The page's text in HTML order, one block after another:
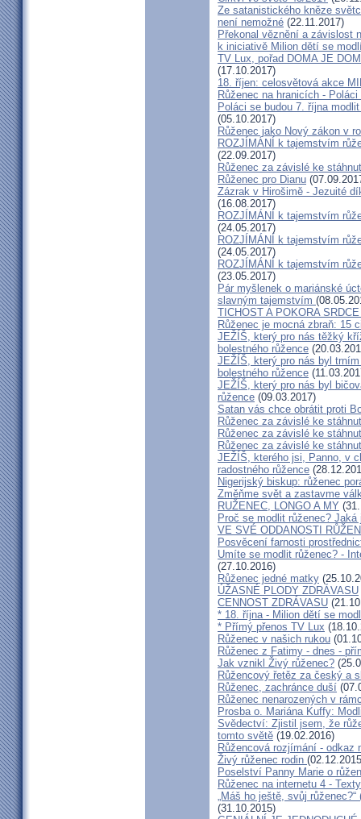
Ze satanistického kněze
není nemožné (22.11.2017)
Překonal věznění a závislost
k iniciativě Milion dětí se
TV Lux, pořad DOMA JE
(17.10.2017)
18. říjen: celosvětová akce
Růženec na hranicích -
Poláci se budou 7. října
(05.10.2017)
Růženec jako Nový zákon v
ROZJÍMÁNÍ k tajemstvím
(22.09.2017)
Růženec za závislé ke
Růženec pro Dianu
Zázrak v Hirošimě - Jezuité
(16.08.2017)
ROZJÍMÁNÍ k tajemstvím
(24.05.2017)
ROZJÍMÁNÍ k tajemstvím
(24.05.2017)
ROZJÍMÁNÍ k tajemstvím
(23.05.2017)
Pár myšlenek o mariánské
slavným tajemstvím
TICHOST A POKORA
Růženec je mocná zbraň: 15
JEŽÍŠ, který pro nás těžký
bolestného růžence
JEŽÍŠ, který pro nás byl
bolestného růžence
JEŽÍŠ, který pro nás byl
růžence (09.03.2017)
Satan vás chce obrátit proti
Růženec za závislé ke
Růženec za závislé ke
Růženec za závislé ke
JEŽÍŠ, kterého jsi, Panno, v
radostného růžence
Nigerijský biskup: růženec
Změňme svět a zastavme
RUŽENEC, LONGO A MY
Proč se modlit růženec? Jaká
VE SVÉ ODDANOSTI
Posvěcení farnosti
Umíte se modlit růženec? -
(27.10.2016)
Růženec jedné matky
ÚŽASNÉ PLODY ZDRÁVASU
CENNOST ZDRÁVASU
* 18. října - Milion dětí se
* Přímý přenos TV Lux
Růženec v našich rukou
Růženec z Fatimy - dnes -
Jak vznikl Živý růženec?
Růžencový řetěz za český a
Růženec, zachránce duší
Růženec nenarozených v
Prosba o. Mariána Kuffy:
Svědectví: Zjistil jsem, že
tomto světě (19.02.2016)
Růžencová rozjímání - odkaz
Živý růženec rodin
Poselství Panny Marie o
Růženec na internetu 4 -
„Máš ho ještě, svůj
(31.10.2015)